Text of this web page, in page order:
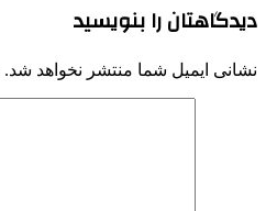
دیدگاهتان را بنویسید
نشانی ایمیل شما منتشر نخواهد شد.